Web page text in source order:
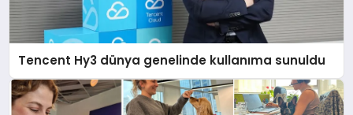
Tencent Hy3 dünya genelinde kullanıma sunuldu